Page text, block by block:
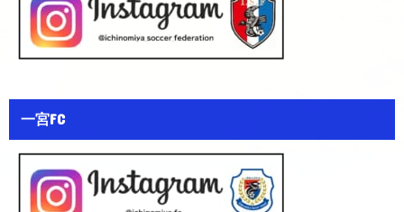
一宮FC